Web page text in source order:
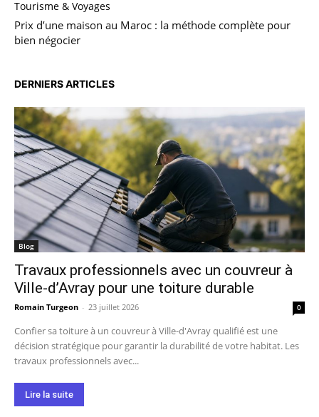
Tourisme & Voyages
Prix d’une maison au Maroc : la méthode complète pour
bien négocier
DERNIERS ARTICLES
Blog
Travaux professionnels avec un couvreur à
Ville-d’Avray pour une toiture durable
Romain Turgeon - 23 juillet 2026 0
Confier sa toiture à un couvreur à Ville-d'Avray qualifié est une
décision stratégique pour garantir la durabilité de votre habitat. Les
travaux professionnels avec...
Lire la suite